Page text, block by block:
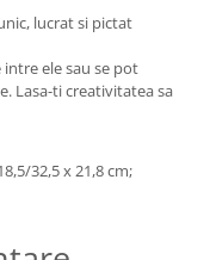
lucrat si pictat
ele sau se pot
Lasa-ti creativitatea sa
32,5 x 21,8 cm;